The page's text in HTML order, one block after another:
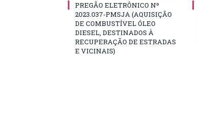
PREGÃO ELETRÔNICO Nº
2023.037-PMSJA (AQUISIÇÃO
DE COMBUSTÍVEL ÓLEO
DIESEL, DESTINADOS À
RECUPERAÇÃO DE ESTRADAS
E VICINAIS)